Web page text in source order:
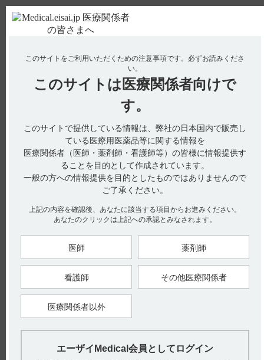
使用期限検索 Drug Information
No : 1113
【ノイキノン】 粉砕投与に関する情報はありま
本剤を粉砕して投与することは承認された用法ではなく、弊社
では粉砕投与をおすすめしておりません。
本剤はそのままの形でご服用いただくことを前提に承認されて
いるため、粉砕した状態での有効性、安全性は検討していませ
医療機関へのご提供用の安定性データをご用意しております。
24時間対応しております「AIホットライン」（チャットボッ
口頭での説明も承っております。ご希望の場合は、hhcホット
ライン（0120-419-497）にお問い合わせください。
【更新年月】
2022年11月
戻る
このサイトをご利用いただくための注意事項です。 必ずお読みくださ
い。
このサイトは 医療関係者向けで
す。
このサイトで提供している情報は、弊社の日本国内で販売し
ている医療用医薬品等に関する情報を
医療関係者（医師・薬剤師・看護師等）の皆様に情報提供す
ることを目的として作成されています。
一般の方への情報提供を目的としたものではありませんので
ご了承ください。
上記の内容を確認後、あなたに該当する項目からお進みください。
あなたのクリックは上記への承認とみなされます。
医師 薬剤師
看護師 その他医療関係者
医療関係者以外
エーザイMedical会員としてログイン